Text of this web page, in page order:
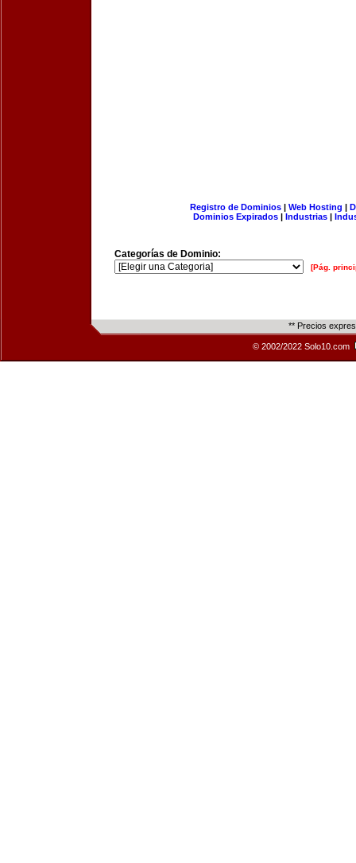
Registro de Dominios| Web Hosting |
Dominios Expirados | Industrias |
Categorías de Dominio:
[Pág.
** Precios
© 2002/2022 Solo10.com